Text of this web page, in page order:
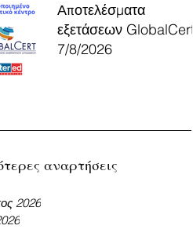
Αποτελέσματα
εξετάσεων GlobalCert
7/8/2026
αναρτήσεις
2026